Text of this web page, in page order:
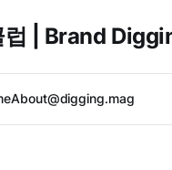
럽 | Brand
About@digging.mag